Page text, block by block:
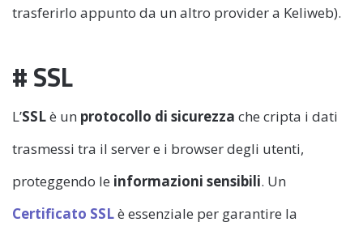
trasferirlo appunto da un altro provider a Keliweb).
# SSL
L’SSLè un protocollo di sicurezza che cripta i dati
trasmessi tra il server e i browser degli utenti,
proteggendo le informazioni sensibili. Un
Certificato SSLè essenziale per garantire la